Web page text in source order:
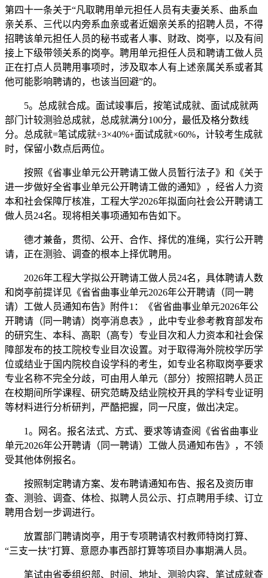
第四十一条关于“凡取聘用单元担任人员有夫妻关系、曲系血
亲关系、三代以内旁系血亲或者近姻亲关系的招聘人员，不得
招聘该单元担任人员的秘书或者人事、财政、岗亭，以及有间
接上下级带领关系的岗亭。聘用单元担任人员和聘请工做人员
正在打点人员聘用事项时，涉及取本人有上述亲属关系或者其
他可能影响聘请的，也该当回避”的。
5。总成就合成。面试竣事后，按笔试成就、面试成就两
部门计较测验总成就，总成就满分100分，最低及格分数线
分。总成就=笔试成就÷3×40%+面试成就×60%，计较考生成就
时，保留小数点后两位。
按照《省事业单元公开聘请工做人员暂行法子》和《关于
进一步做好全省事业单元公开聘请工做的通知》，经省人力资
本和社会保障厅核准，工程大学2026年拟面向社会公开聘请工
做人员24名。现将相关事项通知布告如下。
德才兼备，贯彻、公开、合作、择优的准绳，实行公开聘
请，正在测验、调查的根本上择优聘用。
2026年工程大学拟公开聘请工做人员24名，具体聘请人数
和岗亭前提详见《省省曲事业单元2026年公开聘请（同一聘
请）工做人员通知布告》附件1：《省省曲事业单元2026年公
开聘请（同一聘请）岗亭消息表》，此中专业参考教育部发布
的研究生、本科、高职（高专）专业目次和人力资本和社会保
障部发布的技工院校专业目次设置。对于取得海外院校学历学
位或结业于国内院校自设学科的考生，如专业名称取岗亭要求
专业名称不完全分歧，可由用人单元（部分）按照招聘人员正
在校期间所学课程、研究范畴及结业院校开具的学科专业证明
等材料进行分析研判，严酷把握，同一尺度，做出决定。
1。网名。报名法式、方式、要求等请查阅《省省曲事业
单元2026年公开聘请（同一聘请）工做人员通知布告》，不领
受其他体例报名。
按照制定聘请方案、发布聘请通知布告、报名及资历审
查、测验、调查、体检、拟聘人员公示、打点聘用手续、订立
聘用合划一步调进行。
放置部门聘请岗亭，用于专项聘请农村教师特岗打算、
“三支一扶”打算、意愿办事西部打算等项目办事期满人员。
笔试由省委组织部、时间、地址、测验内容、笔试成就查